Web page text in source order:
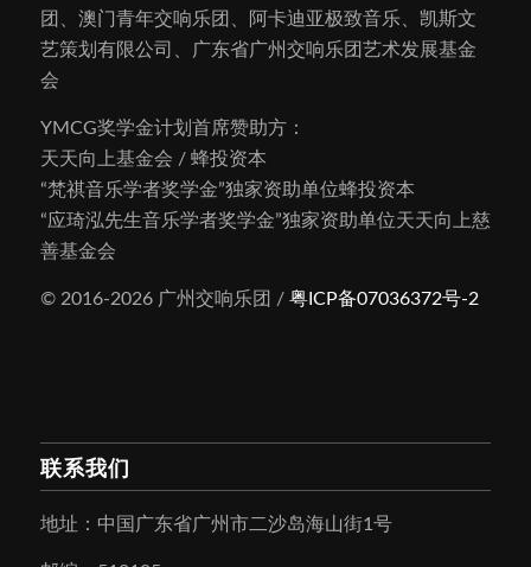
团、澳门青年交响乐团、阿卡迪亚极致音乐、凯斯文
艺策划有限公司、广东省广州交响乐团艺术发展基金
会
YMCG奖学金计划首席赞助方：
天天向上基金会 / 蜂投资本
“梵祺音乐学者奖学金”独家资助单位蜂投资本
“应琦泓先生音乐学者奖学金”独家资助单位天天向上慈
善基金会
© 2016-2026 广州交响乐团 / 粤ICP备07036372号-2
联系我们
地址：中国广东省广州市二沙岛海山街1号